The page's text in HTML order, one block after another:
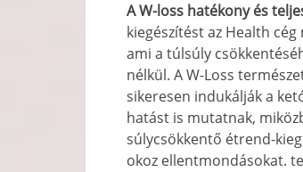
A W-loss hatékony és
kiegészítést az Health
ami a túlsúly
nélkül. A W-Loss
sikeresen indukálják a
hatást is mutatnak,
súlycsökkentő étrend-
okoz ellentmondásokat.